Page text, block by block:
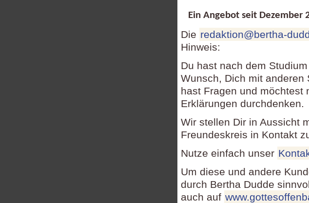
Ein Angebot seit Dezember
Die redaktion@bertha-
Hinweis:
Du hast nach dem
Wunsch, Dich mit anderen
hast Fragen und möchtest
Erklärungen durchdenken.
Wir stellen Dir in Aussicht
Freundeskreis in Kontakt
Nutze einfach unser
Um diese und andere
durch Bertha Dudde
auch auf